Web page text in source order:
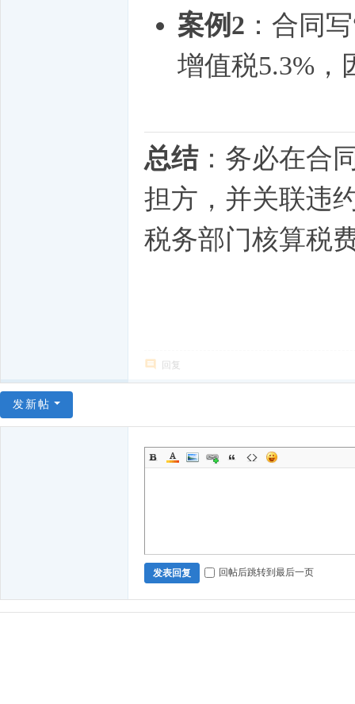
案例2 ：合同
增值税5.3%，
总结：务必在合
担方，并关联违
税务部门核算税
回复
发新帖
发表回复 回帖后跳转到最后一页